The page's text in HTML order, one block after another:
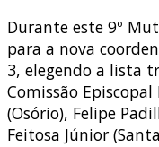
Durante este 9º
para a nova
3, elegendo a lista
Comissão
(Osório), Felipe
Feitosa Júnior